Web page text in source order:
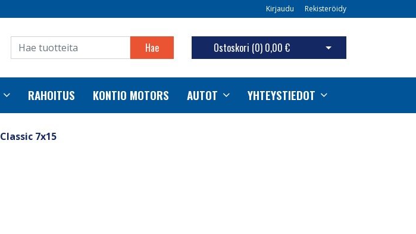
Kirjaudu Rekisteröidy
Hae Ostoskori (0) 0,00 € Avaa ostoskori
RAHOITUS KONTIO MOTORS AUTOT YHTEYSTIEDOT
Classic 7x15